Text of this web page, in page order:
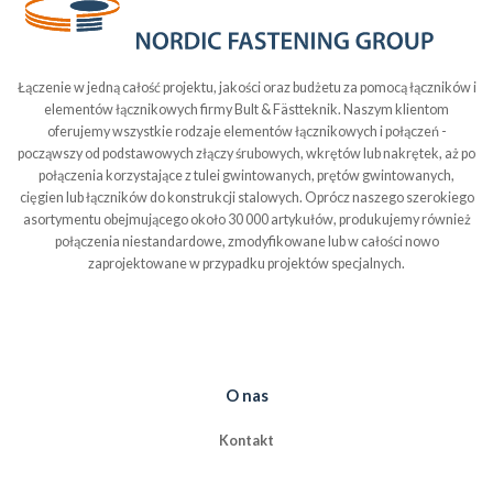
Łączenie w jedną całość projektu, jakości oraz budżetu za pomocą łączników i
elementów łącznikowych firmy Bult & Fästteknik. Naszym klientom
oferujemy wszystkie rodzaje elementów łącznikowych i połączeń -
począwszy od podstawowych złączy śrubowych, wkrętów lub nakrętek, aż po
połączenia korzystające z tulei gwintowanych, prętów gwintowanych,
cięgien lub łączników do konstrukcji stalowych. Oprócz naszego szerokiego
asortymentu obejmującego około 30 000 artykułów, produkujemy również
połączenia niestandardowe, zmodyfikowane lub w całości nowo
zaprojektowane w przypadku projektów specjalnych.
O nas
Kontakt